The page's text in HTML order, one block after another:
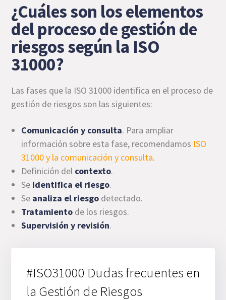
¿Cuáles son los elementos
del proceso de gestión de
riesgos según la ISO
31000?
Las fases que la ISO 31000 identifica en el proceso de
gestión de riesgos son las siguientes:
Comunicación y consulta. Para ampliar
información sobre esta fase, recomendamos ISO
31000 y la comunicación y consulta.
Definición del contexto.
Se identifica el riesgo.
Se analiza el riesgo detectado.
Tratamiento de los riesgos.
Supervisión y revisión.
#ISO31000 Dudas frecuentes en
la Gestión de Riesgos